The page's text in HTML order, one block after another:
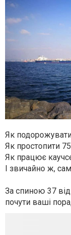
Як
Як простопити
Як працює
І звичайно ж,
За спиною 37
почути ваші